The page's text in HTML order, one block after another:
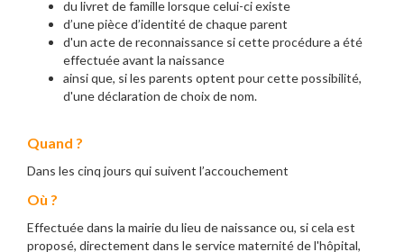
du livret de famille lorsque celui-ci existe
d’une pièce d’identité de chaque parent
d'un acte de reconnaissance si cette procédure a été
effectuée avant la naissance
ainsi que, si les parents optent pour cette possibilité,
d'une déclaration de choix de nom.
Quand ?
Dans les cinq jours qui suivent l’accouchement
Où ?
Effectuée dans la mairie du lieu de naissance ou, si cela est
proposé, directement dans le service maternité de l'hôpital,